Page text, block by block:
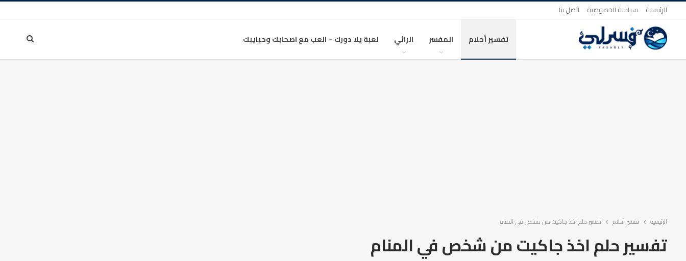
الرئيسية سياسة الخصوصية اتصل بنا
تفسير أحلام المفسر الرائي لعبة يلا دورك – العب مع اصحابك وحبايبك
الرئيسية تفسير أحلام تفسير حلم اخذ جاكيت من شخص في المنام
تفسير حلم اخذ جاكيت من شخص في المنام